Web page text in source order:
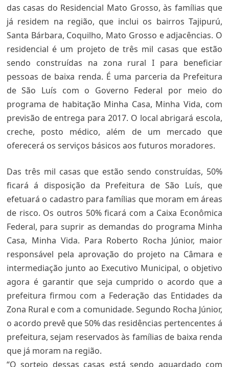
das casas do Residencial Mato Grosso, às famílias que
já residem na região, que inclui os bairros Tajipurú,
Santa Bárbara, Coquilho, Mato Grosso e adjacências. O
residencial é um projeto de três mil casas que estão
sendo construídas na zona rural I para beneficiar
pessoas de baixa renda. É uma parceria da Prefeitura
de São Luís com o Governo Federal por meio do
programa de habitação Minha Casa, Minha Vida, com
previsão de entrega para 2017. O local abrigará escola,
creche, posto médico, além de um mercado que
oferecerá os serviços básicos aos futuros moradores.
Das três mil casas que estão sendo construídas, 50%
ficará á disposição da Prefeitura de São Luís, que
efetuará o cadastro para famílias que moram em áreas
de risco. Os outros 50% ficará com a Caixa Econômica
Federal, para suprir as demandas do programa Minha
Casa, Minha Vida. Para Roberto Rocha Júnior, maior
responsável pela aprovação do projeto na Câmara e
intermediação junto ao Executivo Municipal, o objetivo
agora é garantir que seja cumprido o acordo que a
prefeitura firmou com a Federação das Entidades da
Zona Rural e com a comunidade. Segundo Rocha Júnior,
o acordo prevê que 50% das residências pertencentes á
prefeitura, sejam reservados às famílias de baixa renda
que já moram na região.
“O sorteio dessas casas está sendo aguardado com